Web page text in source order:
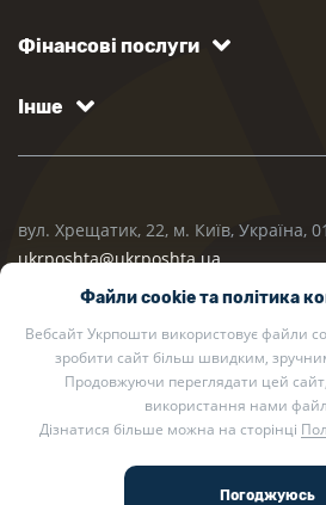
Файли cookie та політика
Вебсайт Укрпошти використовує файли
зробити сайт більш швидким,
Продовжуючи переглядати цей
використання нами
Дізнатися більше можна на сторінці
Фінансові послуги
Інше
вул. Хрещатик, 22, м. Київ, Україна,
ukrposhta@ukrposhta.ua
2002 — 2026 Укрпошта. Всі права